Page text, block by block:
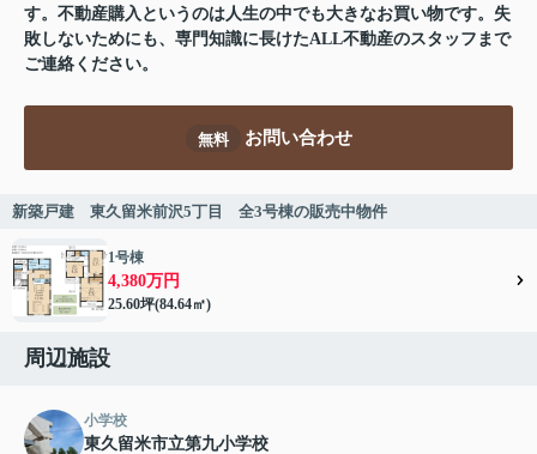
す。不動産購入というのは人生の中でも大きなお買い物です。失
敗しないためにも、専門知識に長けたALL不動産のスタッフまで
ご連絡ください。
無料 お問い合わせ
新築戸建 東久留米前沢5丁目 全3号棟の販売中物件
1号棟
4,380万円
25.60坪(84.64㎡)
周辺施設
小学校
東久留米市立第九小学校